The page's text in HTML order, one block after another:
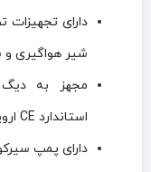
دارای تجهیزات
شیر هواگیری
مجهز به دیگ
استاندارد CE
دارای پمپ